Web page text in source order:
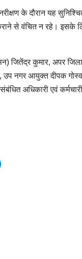
के दौरान यह
से वंचित न रहे। इसके
जितेंद्र कुमार, अपर
उप नगर आयुक्त दीपक
अधिकारी एवं